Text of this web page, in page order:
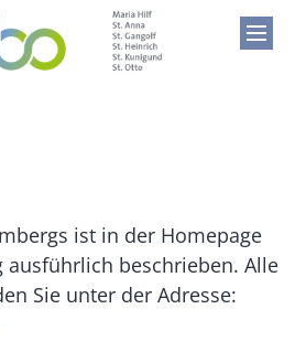
ist in der Homepage
ausführlich beschrieben. Alle
Sie unter der Adresse: